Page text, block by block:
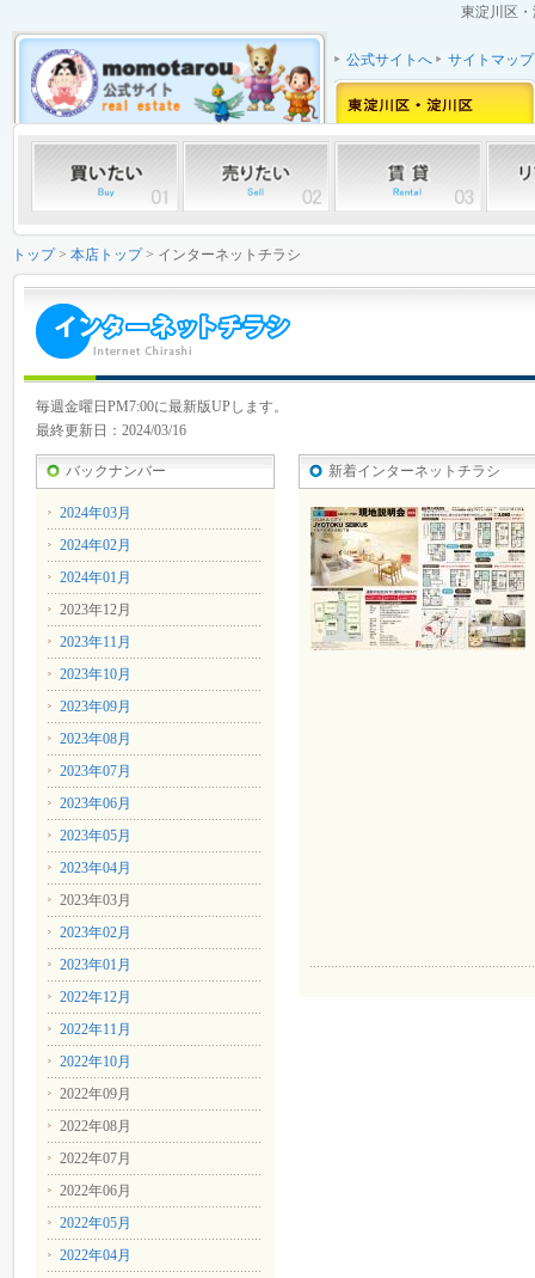
東淀川区
公式サイトへ サイトマップ
トップ> 本店トップ> インターネットチラシ
毎週金曜日PM7:00に最新版UPします。
最終更新日：2024/03/16
バックナンバー
2024年03月
2024年02月
2024年01月
2023年12月
2023年11月
2023年10月
2023年09月
2023年08月
2023年07月
2023年06月
2023年05月
2023年04月
2023年03月
2023年02月
2023年01月
2022年12月
2022年11月
2022年10月
2022年09月
2022年08月
2022年07月
2022年06月
2022年05月
2022年04月
新着インターネットチラシ